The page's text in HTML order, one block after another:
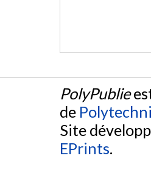
PolyPublie
de
Site
EPrints.